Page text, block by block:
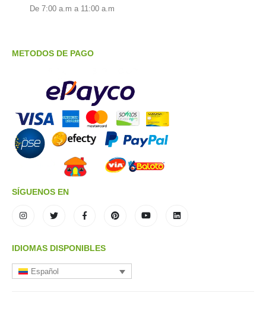
De 7:00 a.m a 11:00 a.m
METODOS DE PAGO
SÍGUENOS EN
IDIOMAS DISPONIBLES
Español